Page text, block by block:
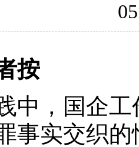
按
，国企工
事实交织